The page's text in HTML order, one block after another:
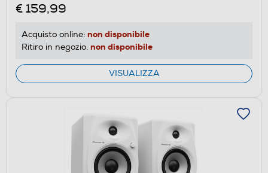
€ 159,99
Acquisto online: non disponibile
Ritiro in negozio: non disponibile
VISUALIZZA